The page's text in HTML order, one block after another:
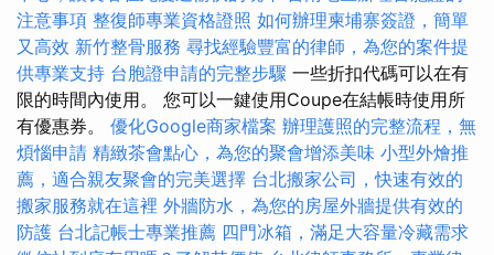
注意事項 整復師專業資格證照 如何辦理柬埔寨簽證，簡單
又高效 新竹整骨服務 尋找經驗豐富的律師，為您的案件提
供專業支持 台胞證申請的完整步驟 一些折扣代碼可以在有
限的時間內使用。 您可以一鍵使用Coupe在結帳時使用所
有優惠券。 優化Google商家檔案 辦理護照的完整流程，無
煩惱申請 精緻茶會點心，為您的聚會增添美味 小型外燴推
薦，適合親友聚會的完美選擇 台北搬家公司，快速有效的
搬家服務就在這裡 外牆防水，為您的房屋外牆提供有效的
防護 台北記帳士專業推薦 四門冰箱，滿足大容量冷藏需求